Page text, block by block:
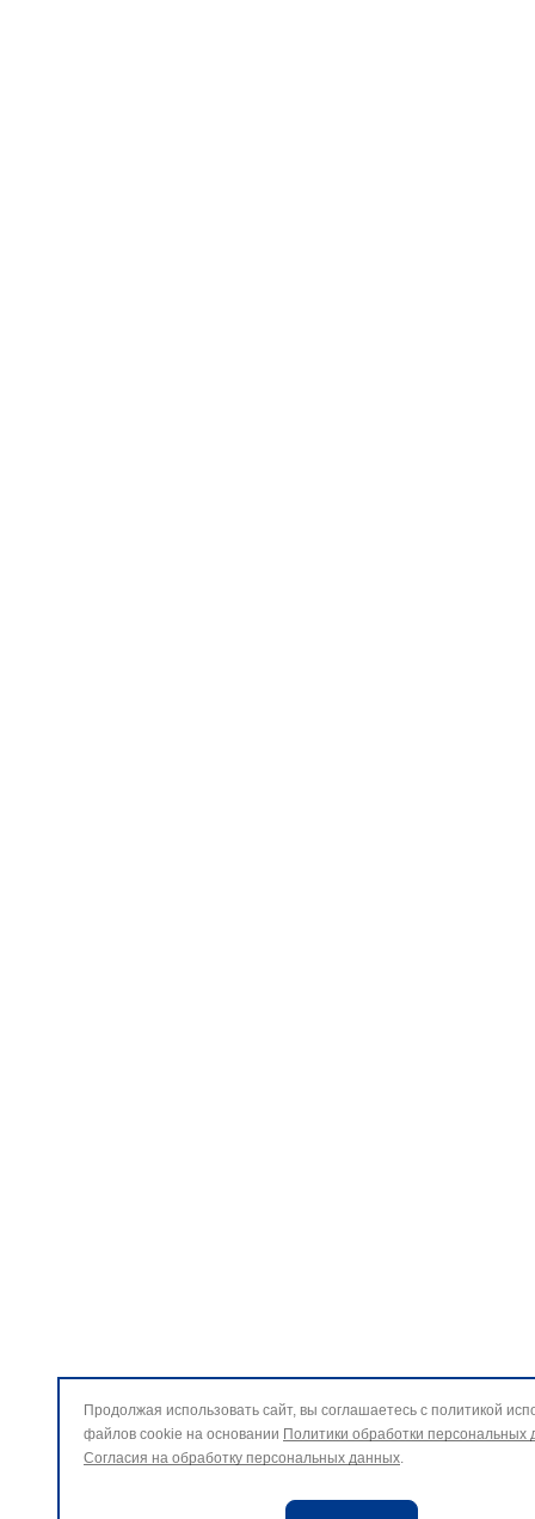
Продолжая использовать сайт, вы соглашаетесь с политикой
файлов cookie на основании Политики обработки персональных
Согласия на обработку персональных данных.